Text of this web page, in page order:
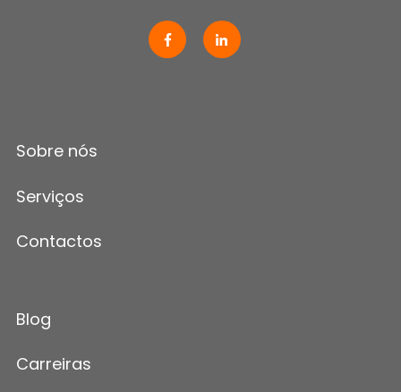
Sobre nós
Serviços
Contactos
Blog
Carreiras